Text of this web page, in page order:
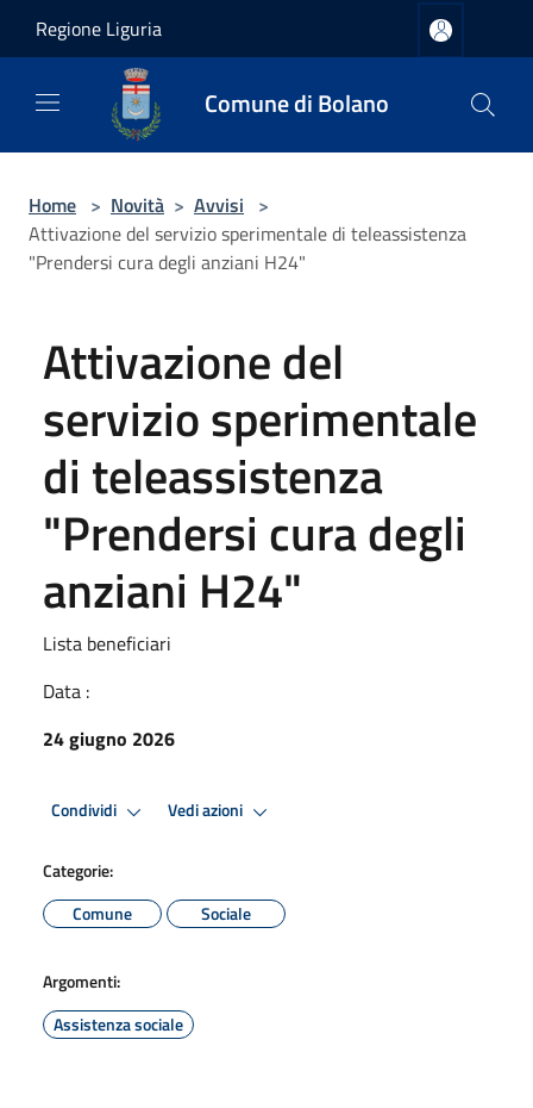
Regione Liguria
Comune di Bolano
Home > Novità > Avvisi >
Attivazione del servizio sperimentale di teleassistenza
"Prendersi cura degli anziani H24"
Attivazione del
servizio sperimentale
di teleassistenza
"Prendersi cura degli
anziani H24"
Lista beneficiari
Data :
24 giugno 2026
Condividi Vedi azioni
Categorie:
Comune
Sociale
Argomenti:
Assistenza sociale